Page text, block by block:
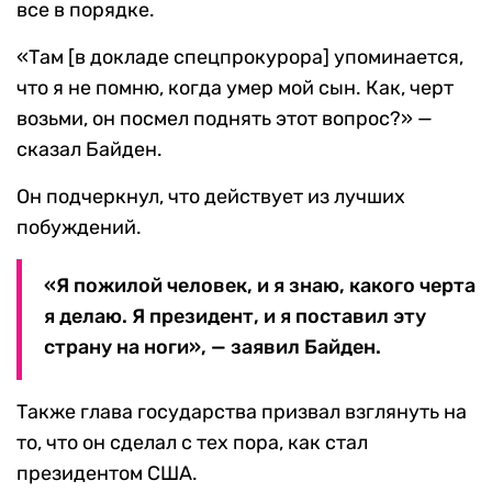
все в порядке.
«Там [в докладе спецпрокурора] упоминается,
что я не помню, когда умер мой сын. Как, черт
возьми, он посмел поднять этот вопрос?» —
сказал Байден.
Он подчеркнул, что действует из лучших
побуждений.
«Я пожилой человек, и я знаю, какого черта
я делаю. Я президент, и я поставил эту
страну на ноги», — заявил Байден.
Также глава государства призвал взглянуть на
то, что он сделал с тех пора, как стал
президентом США.